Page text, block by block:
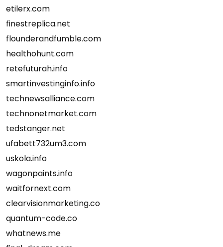
etilerx.com
finestreplica.net
flounderandfumble.com
healthohunt.com
retefuturah.info
smartinvestinginfo.info
technewsalliance.com
technonetmarket.com
tedstanger.net
ufabett732um3.com
uskola.info
wagonpaints.info
waitfornext.com
clearvisionmarketing.co
quantum-code.co
whatnews.me